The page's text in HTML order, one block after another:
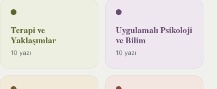
Terapi ve
Yaklaşımlar
10 yazı
Uygulamalı Psikoloji
ve Bilim
10 yazı